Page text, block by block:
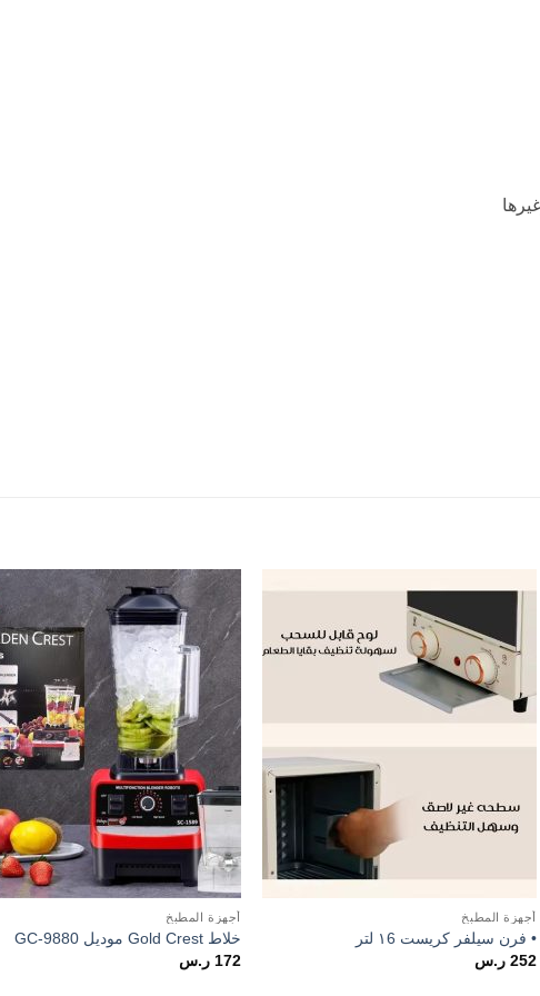
Add to
wishlist
أجهزة المطبخ
• فرن سيلفر كريست ١6 لتر
252 ر.س
أجهزة المطبخ
خلاط Gold Crest موديل GC-9880
172 ر.س